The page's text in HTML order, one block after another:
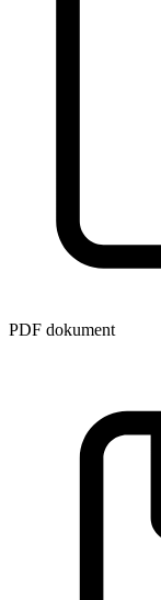
PDF dokument